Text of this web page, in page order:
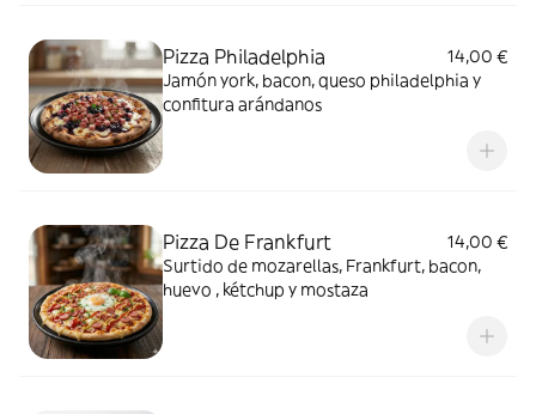
Pizza Philadelphia
14,00 €
Jamón york, bacon, queso philadelphia y
confitura arándanos
Pizza De Frankfurt
14,00 €
Surtido de mozarellas, Frankfurt, bacon,
huevo , kétchup y mostaza